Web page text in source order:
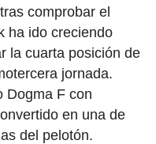
tras comprobar el
ha ido creciendo
la cuarta posición de
jornada.
Dogma F con
en una de
del pelotón.